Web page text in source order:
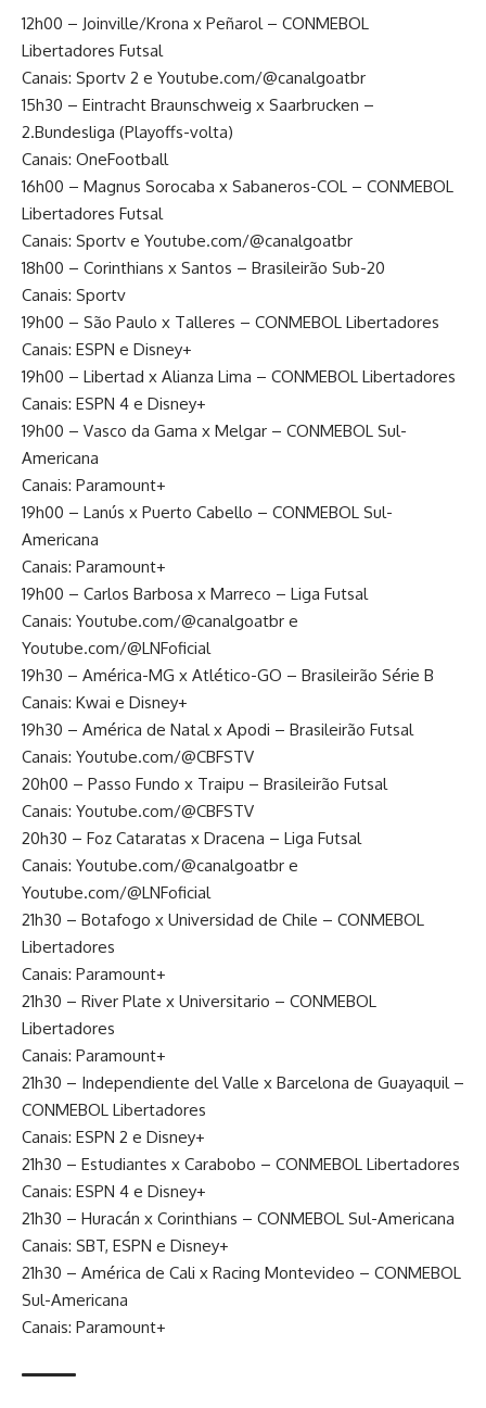
12h00 – Joinville/Krona x Peñarol – CONMEBOL
Libertadores Futsal
Canais: Sportv 2 e Youtube.com/@canalgoatbr
15h30 – Eintracht Braunschweig x Saarbrucken –
2.Bundesliga (Playoffs-volta)
Canais: OneFootball
16h00 – Magnus Sorocaba x Sabaneros-COL – CONMEBOL
Libertadores Futsal
Canais: Sportv e Youtube.com/@canalgoatbr
18h00 – Corinthians x Santos – Brasileirão Sub-20
Canais: Sportv
19h00 – São Paulo x Talleres – CONMEBOL Libertadores
Canais: ESPN e Disney+
19h00 – Libertad x Alianza Lima – CONMEBOL Libertadores
Canais: ESPN 4 e Disney+
19h00 – Vasco da Gama x Melgar – CONMEBOL Sul-
Americana
Canais: Paramount+
19h00 – Lanús x Puerto Cabello – CONMEBOL Sul-
Americana
Canais: Paramount+
19h00 – Carlos Barbosa x Marreco – Liga Futsal
Canais: Youtube.com/@canalgoatbr e
Youtube.com/@LNFoficial
19h30 – América-MG x Atlético-GO – Brasileirão Série B
Canais: Kwai e Disney+
19h30 – América de Natal x Apodi – Brasileirão Futsal
Canais: Youtube.com/@CBFSTV
20h00 – Passo Fundo x Traipu – Brasileirão Futsal
Canais: Youtube.com/@CBFSTV
20h30 – Foz Cataratas x Dracena – Liga Futsal
Canais: Youtube.com/@canalgoatbr e
Youtube.com/@LNFoficial
21h30 – Botafogo x Universidad de Chile – CONMEBOL
Libertadores
Canais: Paramount+
21h30 – River Plate x Universitario – CONMEBOL
Libertadores
Canais: Paramount+
21h30 – Independiente del Valle x Barcelona de Guayaquil –
CONMEBOL Libertadores
Canais: ESPN 2 e Disney+
21h30 – Estudiantes x Carabobo – CONMEBOL Libertadores
Canais: ESPN 4 e Disney+
21h30 – Huracán x Corinthians – CONMEBOL Sul-Americana
Canais: SBT, ESPN e Disney+
21h30 – América de Cali x Racing Montevideo – CONMEBOL
Sul-Americana
Canais: Paramount+